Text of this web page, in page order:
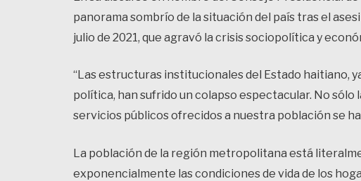
panorama sombrío de la situación del país tras el
julio de 2021, que agravó la crisis sociopolítica y
“Las estructuras institucionales del Estado haitiano,
política, han sufrido un colapso espectacular. No sólo
servicios públicos ofrecidos a nuestra población se
La población de la región metropolitana está
exponencialmente las condiciones de vida de los